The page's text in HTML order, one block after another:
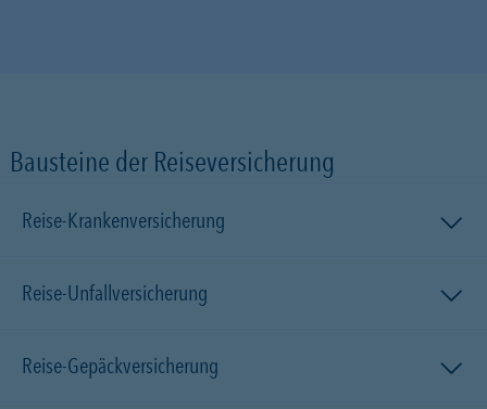
Bausteine der Reiseversicherung
Reise-Krankenversicherung
Reise-Unfallversicherung
Reise-Gepäckversicherung